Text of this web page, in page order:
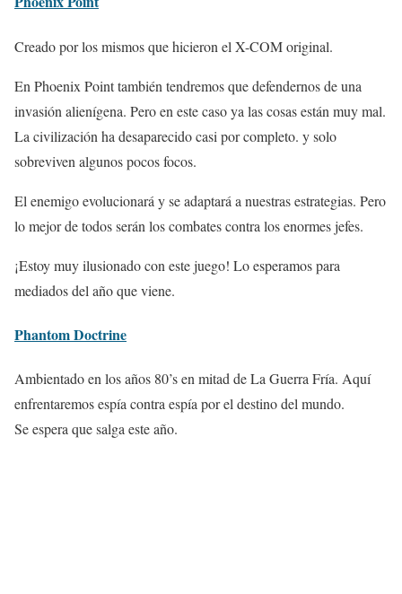
Creado por los mismos que hicieron el X-COM original.
En Phoenix Point también tendremos que defendernos de una
invasión alienígena. Pero en este caso ya las cosas están muy mal.
La civilización ha desaparecido casi por completo. y solo
sobreviven algunos pocos focos.
El enemigo evolucionará y se adaptará a nuestras estrategias. Pero
lo mejor de todos serán los combates contra los enormes jefes.
¡Estoy muy ilusionado con este juego! Lo esperamos para
mediados del año que viene.
Phantom Doctrine
Ambientado en los años 80’s en mitad de La Guerra Fría. Aquí
enfrentaremos espía contra espía por el destino del mundo.
Se espera que salga este año.